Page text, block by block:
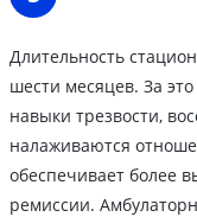
Длительность
шести месяцев. За
навыки трезвости,
налаживаются
обеспечивает более
ремиссии.